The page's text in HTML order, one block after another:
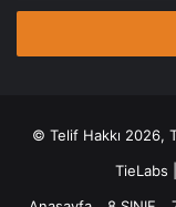
adresinizi
© Telif Hakkı 2026,
TieLabs